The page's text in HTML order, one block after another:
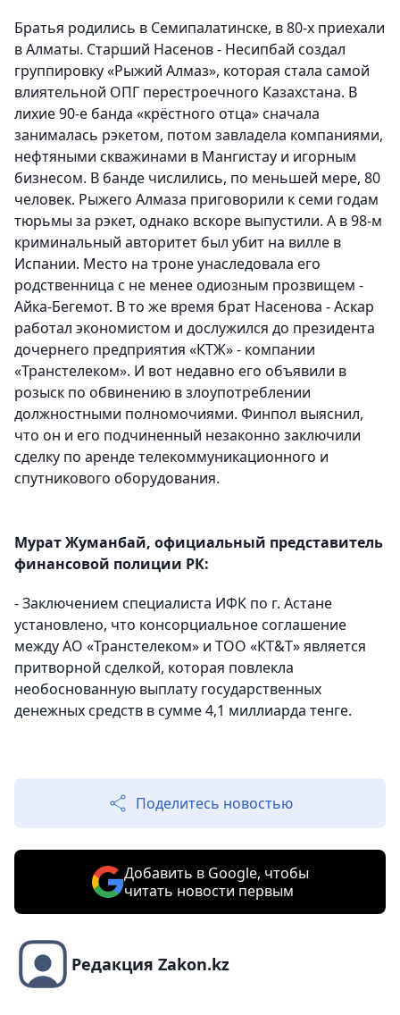
Братья родились в Семипалатинске, в 80-х приехали
в Алматы. Старший Насенов - Несипбай создал
группировку «Рыжий Алмаз», которая стала самой
влиятельной ОПГ перестроечного Казахстана. В
лихие 90-е банда «крёстного отца» сначала
занималась рэкетом, потом завладела компаниями,
нефтяными скважинами в Мангистау и игорным
бизнесом. В банде числились, по меньшей мере, 80
человек. Рыжего Алмаза приговорили к семи годам
тюрьмы за рэкет, однако вскоре выпустили. А в 98-м
криминальный авторитет был убит на вилле в
Испании. Место на троне унаследовала его
родственница с не менее одиозным прозвищем -
Айка-Бегемот. В то же время брат Насенова - Аскар
работал экономистом и дослужился до президента
дочернего предприятия «КТЖ» - компании
«Транстелеком». И вот недавно его объявили в
розыск по обвинению в злоупотреблении
должностными полномочиями. Финпол выяснил,
что он и его подчиненный незаконно заключили
сделку по аренде телекоммуникационного и
спутникового оборудования.
Мурат Жуманбай, официальный представитель
финансовой полиции РК:
- Заключением специалиста ИФК по г. Астане
установлено, что консорциальное соглашение
между АО «Транстелеком» и ТОО «КТ&T» является
притворной сделкой, которая повлекла
необоснованную выплату государственных
денежных средств в сумме 4,1 миллиарда тенге.
Поделитесь новостью
Добавить в Google, чтобы
читать новости первым
Редакция Zakon.kz